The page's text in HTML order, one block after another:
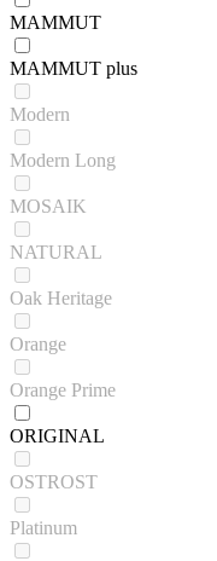
MAMMUT
MAMMUT plus
Modern
Modern Long
MOSAIK
NATURAL
Oak Heritage
Orange
Orange Prime
ORIGINAL
OSTROST
Platinum